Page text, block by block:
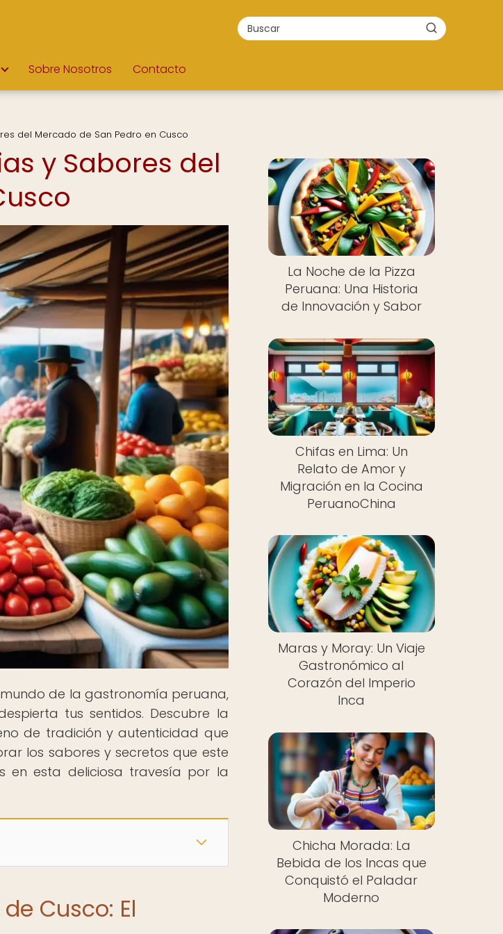
Sobre Nosotros Contacto
del Mercado de San Pedro en Cusco
y Sabores del
de la gastronomía peruana,
tus sentidos. Descubre la
de tradición y autenticidad que
los sabores y secretos que este
en esta deliciosa travesía por la
Cusco: El
La Noche de la Pizza
Peruana: Una Historia
de Innovación y Sabor
Chifas en Lima: Un
Relato de Amor y
Migración en la Cocina
PeruanoChina
Maras y Moray: Un Viaje
Gastronómico al
Corazón del Imperio
Inca
Chicha Morada: La
Bebida de los Incas que
Conquistó el Paladar
Moderno